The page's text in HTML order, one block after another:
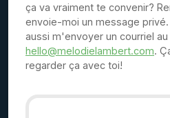
ça va vraiment te convenir?
envoie-moi un message
aussi m'envoyer un courriel au
hello@melodielambert.com.
regarder ça avec toi!